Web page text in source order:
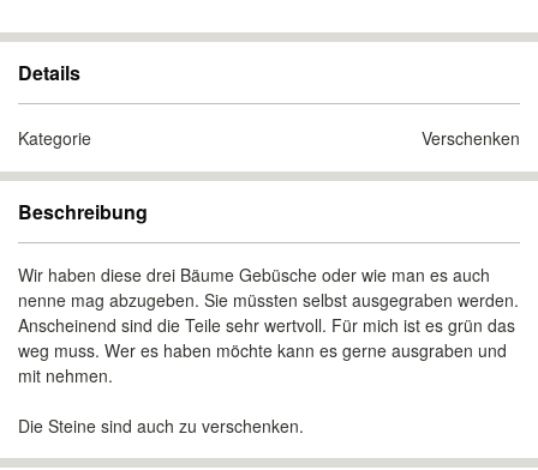
Details
Kategorie Verschenken
Beschreibung
Wir haben diese drei Bäume Gebüsche oder wie man es auch
nenne mag abzugeben. Sie müssten selbst ausgegraben werden.
Anscheinend sind die Teile sehr wertvoll. Für mich ist es grün das
weg muss. Wer es haben möchte kann es gerne ausgraben und
mit nehmen.
Die Steine sind auch zu verschenken.